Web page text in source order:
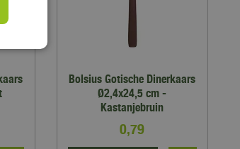
Bolsius Gotische Dinerkaars
Ø2,4x24,5 cm -
Kastanjebruin
0,79